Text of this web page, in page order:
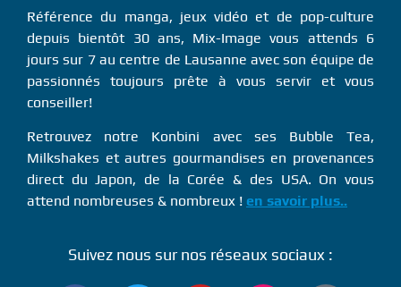
Référence du manga, jeux vidéo et de pop-culture
depuis bientôt 30 ans, Mix-Image vous attends 6
jours sur 7 au centre de Lausanne avec son équipe de
passionnés toujours prête à vous servir et vous
conseiller!
Retrouvez notre Konbini avec ses Bubble Tea,
Milkshakes et autres gourmandises en provenances
direct du Japon, de la Corée & des USA. On vous
attend nombreuses & nombreux ! en savoir plus..
Suivez nous sur nos réseaux sociaux :